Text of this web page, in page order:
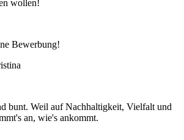
wollen!
Bewerbung!
bunt. Weil auf Nachhaltigkeit, Vielfalt und
an, wie's ankommt.